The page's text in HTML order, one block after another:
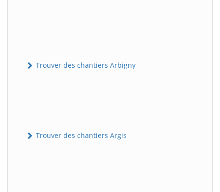
Trouver des chantiers Arbigny
Trouver des chantiers Argis